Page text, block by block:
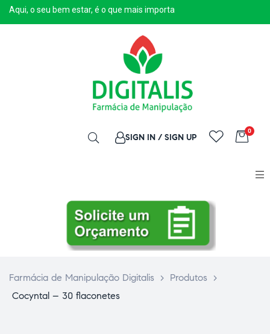
Aqui, o seu bem estar, é o que mais importa
SIGN IN / SIGN UP
0
Farmácia de Manipulação Digitalis > Produtos
>
Cocyntal – 30 flaconetes